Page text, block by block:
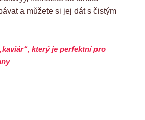
a můžete si jej dát s čistým
který je perfektní pro